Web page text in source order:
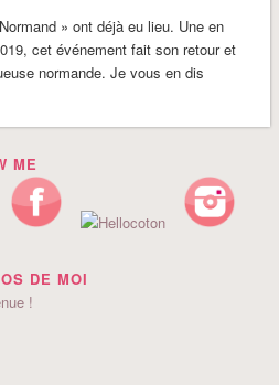
» ont déjà eu lieu. Une en
cet événement fait son retour et
normande. Je vous en dis
ME
DE MOI